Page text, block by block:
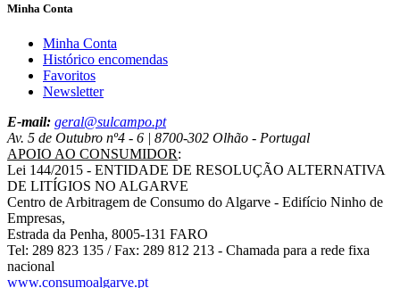
Minha Conta
Minha Conta
Histórico encomendas
Favoritos
Newsletter
E-mail: geral@sulcampo.pt
Av. 5 de Outubro nº4 - 6 | 8700-302 Olhão - Portugal
APOIO AO CONSUMIDOR:
Lei 144/2015 - ENTIDADE DE RESOLUÇÃO ALTERNATIVA
DE LITÍGIOS NO ALGARVE
Centro de Arbitragem de Consumo do Algarve - Edifício Ninho de
Empresas,
Estrada da Penha, 8005-131 FARO
Tel: 289 823 135 / Fax: 289 812 213 - Chamada para a rede fixa
nacional
www.consumoalgarve.pt